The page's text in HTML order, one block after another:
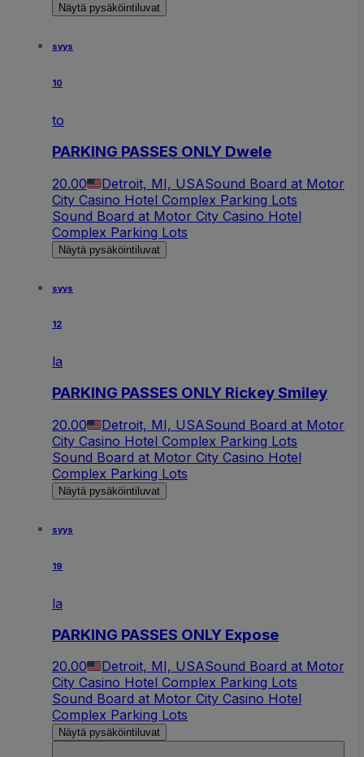
Näytä pysäköintiluvat
syys
10
to
PARKING PASSES ONLY Dwele
20.00 Detroit, MI, USASound Board at Motor
City Casino Hotel Complex Parking Lots
Sound Board at Motor City Casino Hotel
Complex Parking Lots
Näytä pysäköintiluvat
syys
12
la
PARKING PASSES ONLY Rickey Smiley
20.00 Detroit, MI, USASound Board at Motor
City Casino Hotel Complex Parking Lots
Sound Board at Motor City Casino Hotel
Complex Parking Lots
Näytä pysäköintiluvat
syys
19
la
PARKING PASSES ONLY Expose
20.00 Detroit, MI, USASound Board at Motor
City Casino Hotel Complex Parking Lots
Sound Board at Motor City Casino Hotel
Complex Parking Lots
Näytä pysäköintiluvat